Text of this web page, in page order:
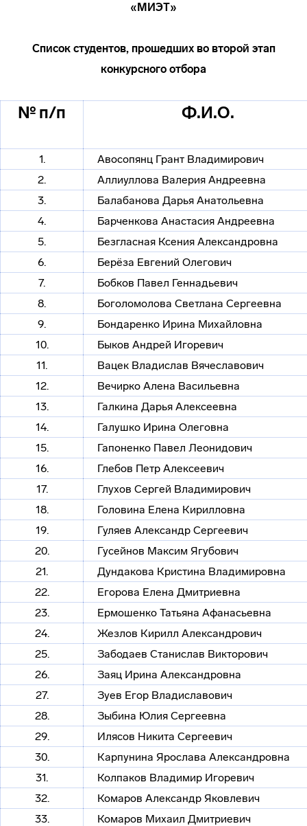
«МИЭТ»
Список студентов, прошедших во второй этап
конкурсного отбора
№ п/п Ф.И.О.
1.
Авосопянц Грант Владимирович
2.
Аллиуллова Валерия Андреевна
3.
Балабанова Дарья Анатольевна
4.
Барченкова Анастасия Андреевна
5.
Безгласная Ксения Александровна
6.
Берёза Евгений Олегович
7.
Бобков Павел Геннадьевич
8.
Боголомолова Светлана Сергеевна
9.
Бондаренко Ирина Михайловна
10.
Быков Андрей Игоревич
11.
Вацек Владислав Вячеславович
12.
Вечирко Алена Васильевна
13.
Галкина Дарья Алексеевна
14.
Галушко Ирина Олеговна
15.
Гапоненко Павел Леонидович
16.
Глебов Петр Алексеевич
17.
Глухов Сергей Владимирович
18.
Головина Елена Кирилловна
19.
Гуляев Александр Сергеевич
20.
Гусейнов Максим Ягубович
21.
Дундакова Кристина Владимировна
22.
Егорова Елена Дмитриевна
23.
Ермошенко Татьяна Афанасьевна
24.
Жезлов Кирилл Александрович
25.
Забодаев Станислав Викторович
26.
Заяц Ирина Александровна
27.
Зуев Егор Владиславович
28.
Зыбина Юлия Сергеевна
29.
Илясов Никита Сергеевич
30.
Карпунина Ярослава Александровна
31.
Колпаков Владимир Игоревич
32.
Комаров Александр Яковлевич
33.
Комаров Михаил Дмитриевич